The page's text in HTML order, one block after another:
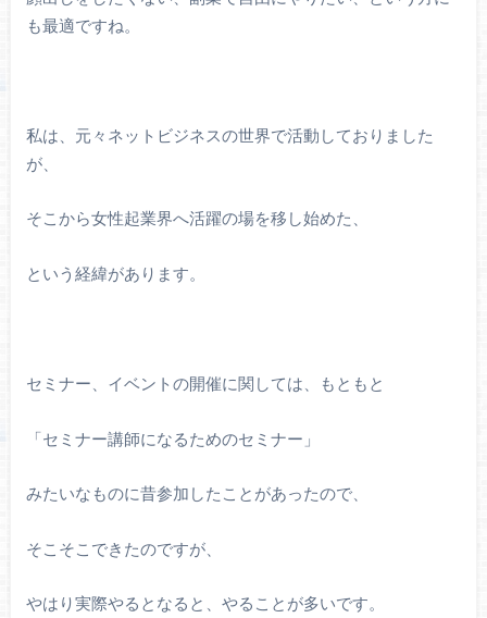
も最適ですね。
私は、元々ネットビジネスの世界で活動しておりました
が、
そこから女性起業界へ活躍の場を移し始めた、
という経緯があります。
セミナー、イベントの開催に関しては、もともと
「セミナー講師になるためのセミナー」
みたいなものに昔参加したことがあったので、
そこそこできたのですが、
やはり実際やるとなると、やることが多いです。